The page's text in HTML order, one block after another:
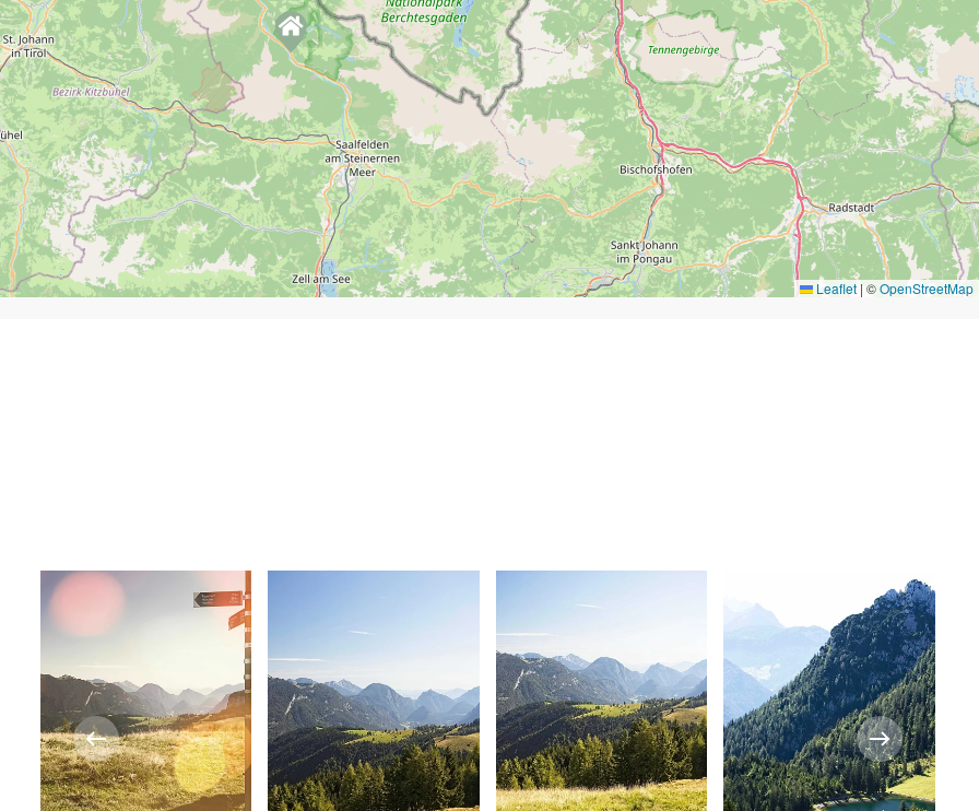
Leaflet | ©OpenStreetMap